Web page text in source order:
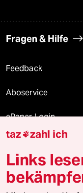
Fragen & Hilfe
Feedback
Aboservice
ePaper Login
Downloads für
© 2026 taz Verlags
taz zahl ich
Links